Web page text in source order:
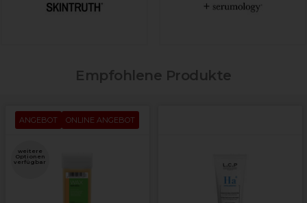
Empfohlene Produkte
ANGEBOT ONLINE ANGEBOT
weitere
Optionen
verfügbar